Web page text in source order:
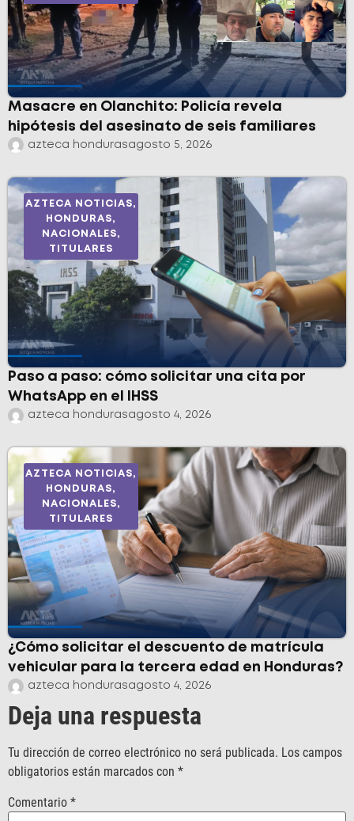
Masacre en Olanchito: Policía revela
hipótesis del asesinato de seis familiares
azteca hondurasagosto 5, 2026
AZTECA NOTICIAS,
HONDURAS,
NACIONALES,
TITULARES
Paso a paso: cómo solicitar una cita por
WhatsApp en el IHSS
azteca hondurasagosto 4, 2026
AZTECA NOTICIAS,
HONDURAS,
NACIONALES,
TITULARES
¿Cómo solicitar el descuento de matrícula
vehicular para la tercera edad en Honduras?
azteca hondurasagosto 4, 2026
Deja una respuesta
Tu dirección de correo electrónico no será publicada. Los campos
obligatorios están marcados con *
Comentario *